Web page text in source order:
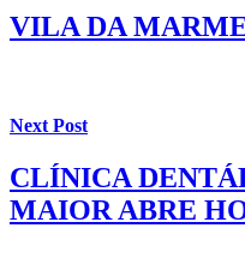
VILA DA
Next Post
CLÍNICA
MAIOR ABRE